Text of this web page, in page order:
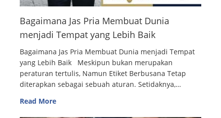
Bagaimana Jas Pria Membuat Dunia
menjadi Tempat yang Lebih Baik
Bagaimana Jas Pria Membuat Dunia menjadi Tempat
yang Lebih Baik Meskipun bukan merupakan
peraturan tertulis, Namun Etiket Berbusana Tetap
diterapkan sebagai sebuah aturan. Setidaknya,…
Read More